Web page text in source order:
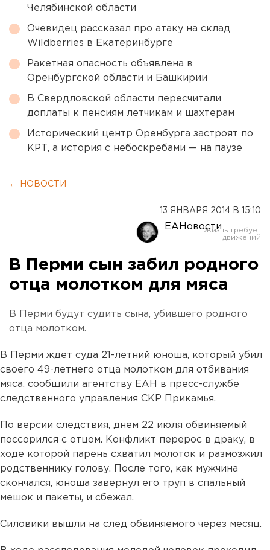
Челябинской области
Очевидец рассказал про атаку на склад
Wildberries в Екатеринбурге
Ракетная опасность объявлена в
Оренбургской области и Башкирии
В Свердловской области пересчитали
доплаты к пенсиям летчикам и шахтерам
Исторический центр Оренбурга застроят по
КРТ, а история с небоскребами — на паузе
← НОВОСТИ
13 ЯНВАРЯ 2014 В 15:10
ЕАНовости
В Перми сын забил родного
отца молотком для мяса
В Перми будут судить сына, убившего родного
отца молотком.
В Перми ждет суда 21-летний юноша, который убил
своего 49-летнего отца молотком для отбивания
мяса, сообщили агентству ЕАН в пресс-службе
следственного управления СКР Прикамья.
По версии следствия, днем 22 июля обвиняемый
поссорился с отцом. Конфликт перерос в драку, в
ходе которой парень схватил молоток и размозжил
родственнику голову. После того, как мужчина
скончался, юноша завернул его труп в спальный
мешок и пакеты, и сбежал.
Силовики вышли на след обвиняемого через месяц.